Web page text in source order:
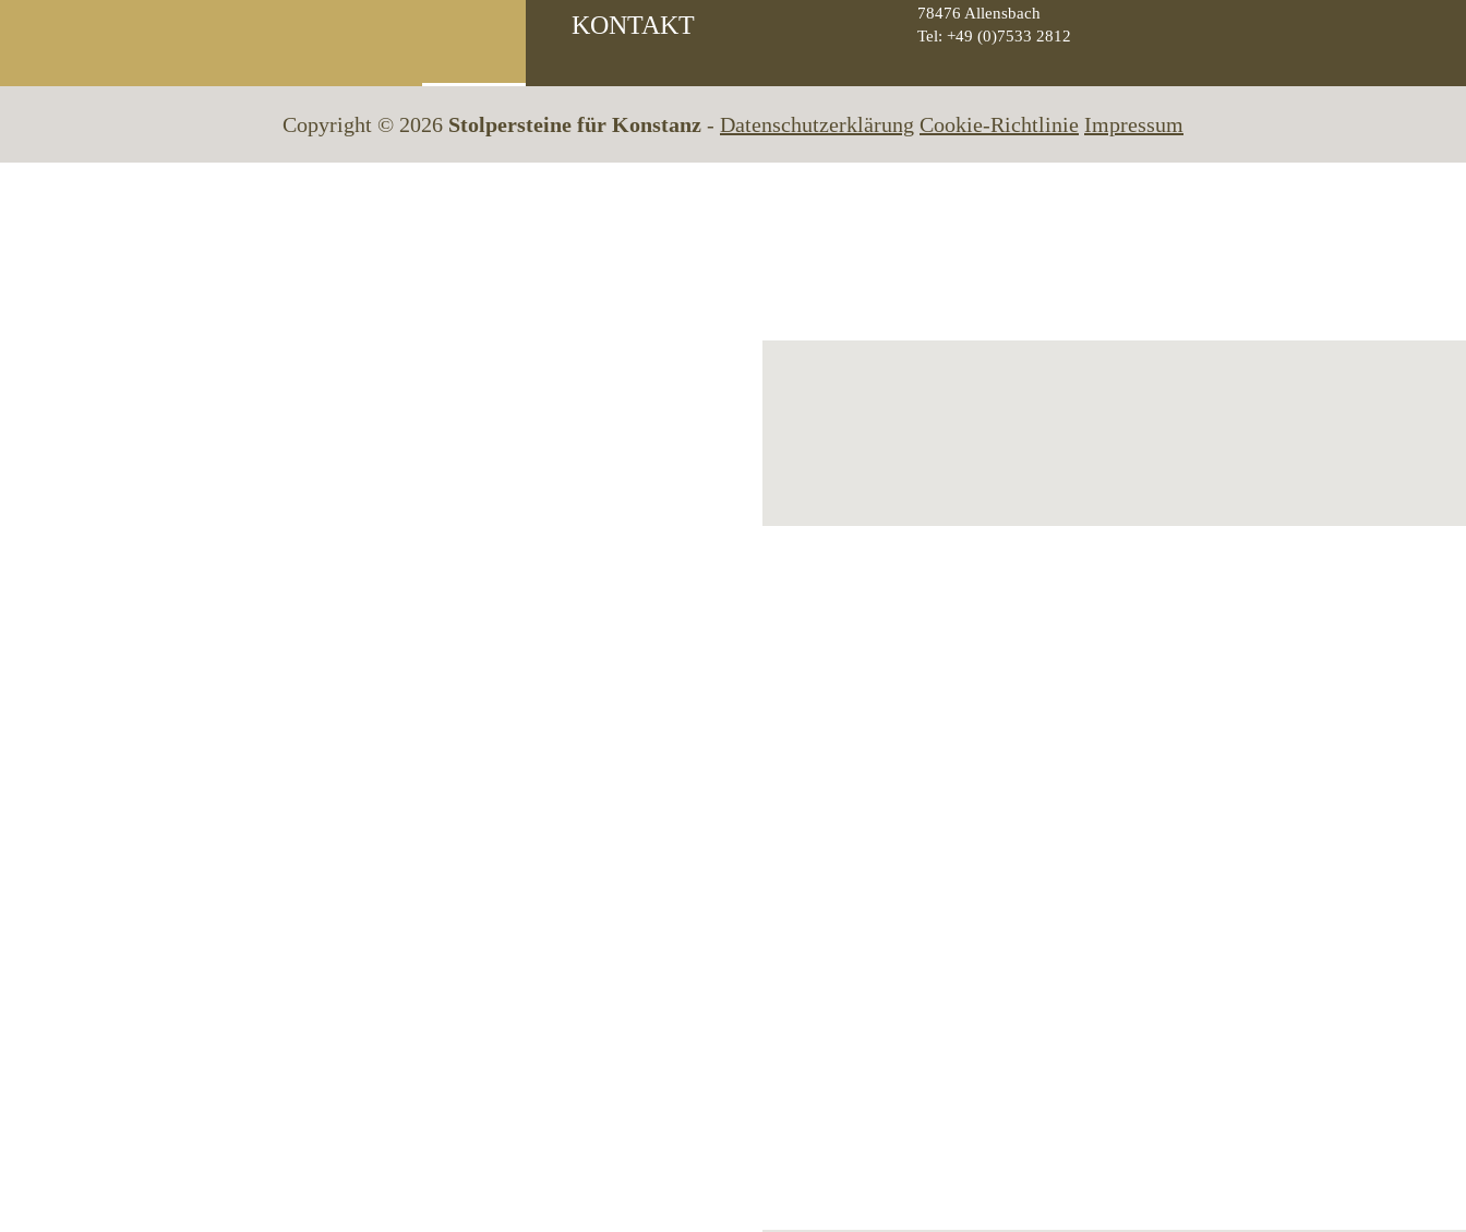
KONTAKT
78476 Allensbach
Tel: +49 (0)7533 2812
Copyright © 2026 Stolpersteine für Konstanz - Datenschutzerklärung Cookie-Richtlinie Impressum